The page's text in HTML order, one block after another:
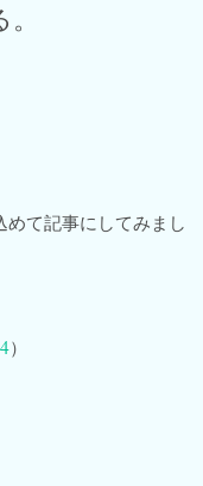
て記事にしてみまし
）